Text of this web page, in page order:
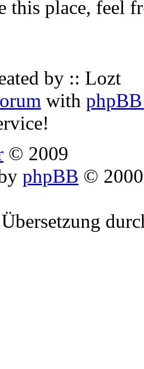
this place, feel
by :: Lozt
with
© 2009
phpBB ©